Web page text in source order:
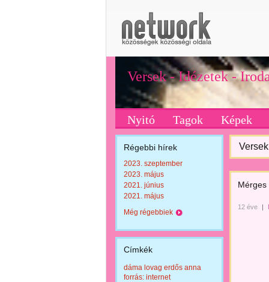
Versek - Idézetek -
Nyitó Tagok Képek
Régebbi hírek
2023. szeptember
2023. május
2021. június
2021. május
Még régebbiek
Címkék
dáma lovag erdős anna
forrás: internet
Mérges
12 éve |